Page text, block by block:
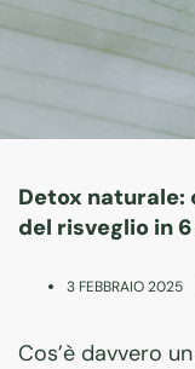
Detox naturale:
del risveglio in
3 FEBBRAIO 2025
Cos’è davvero